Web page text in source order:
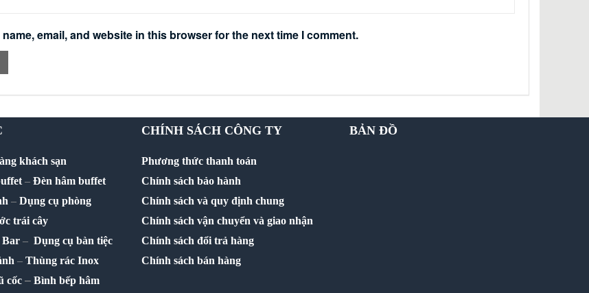
email, and website in this browser for the next time I comment.
khách sạn
–Đèn hâm buffet
–Dụng cụ phòng
trái cây
Bar –Dụng cụ bàn tiệc
–Thùng rác Inox
cốc –Bình bếp hâm
CHÍNH SÁCH CÔNG TY
Phương thức thanh toán
Chính sách bảo hành
Chính sách và quy định chung
Chính sách vận chuyển và giao nhận
Chính sách đổi trả hàng
Chính sách bán hàng
BẢN ĐỒ